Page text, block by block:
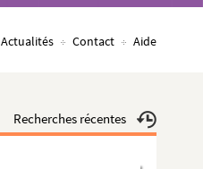
Actualités Contact Aide
Recherches récentes